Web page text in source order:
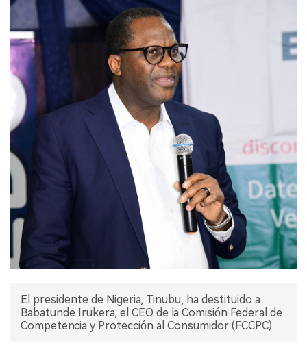
CHINA
DATOS
ENTREVISTA
El presidente de Nigeria, Tinubu, ha destituido a
Babatunde Irukera, el CEO de la Comisión Federal de
Competencia y Protección al Consumidor (FCCPC).